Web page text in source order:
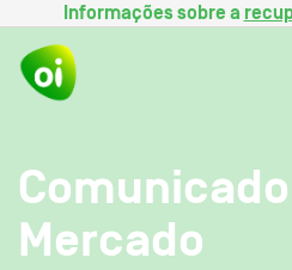
Informações sobre a
Mercado